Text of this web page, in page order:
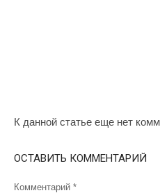
К данной статье еще нет
ОСТАВИТЬ КОММЕНТАРИЙ
Комментарий *